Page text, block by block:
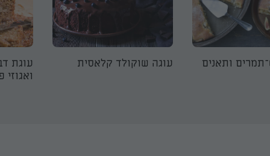
ותאנים עוגה שוקולד קלאסית
עוגת
ואגוזי